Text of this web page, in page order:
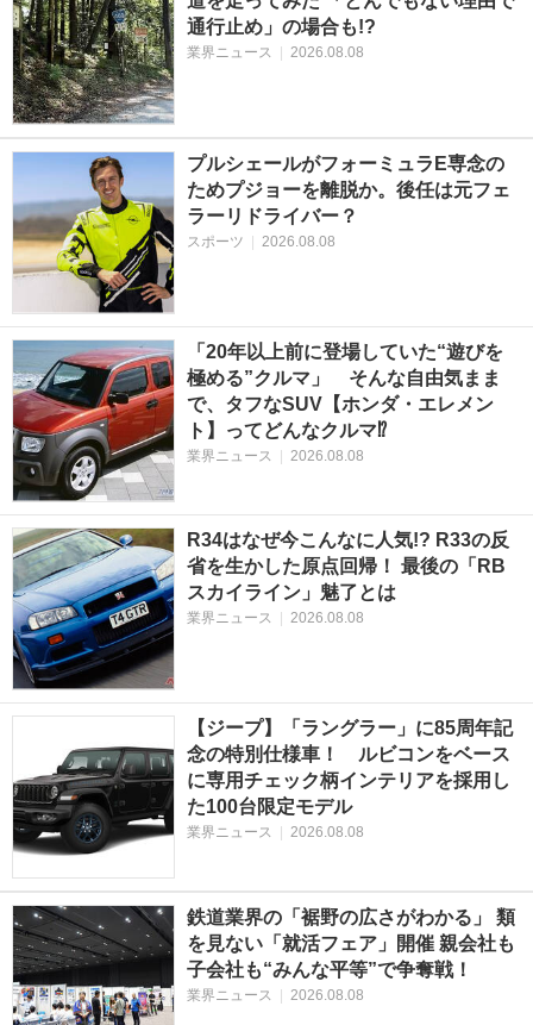
通行止め」の場合も!?
業界ニュース | 2026.08.08
プルシェールがフォーミュラE専念の
ためプジョーを離脱か。後任は元フェ
ラーリドライバー？
スポーツ | 2026.08.08
「20年以上前に登場していた“遊びを
極める”クルマ」 そんな自由気まま
で、タフなSUV【ホンダ・エレメン
ト】ってどんなクルマ⁉︎
業界ニュース | 2026.08.08
R34はなぜ今こんなに人気!? R33の反
省を生かした原点回帰！ 最後の「RB
スカイライン」魅了とは
業界ニュース | 2026.08.08
【ジープ】「ラングラー」に85周年記
念の特別仕様車！ ルビコンをベース
に専用チェック柄インテリアを採用し
た100台限定モデル
業界ニュース | 2026.08.08
鉄道業界の「裾野の広さがわかる」 類
を見ない「就活フェア」開催 親会社も
子会社も“みんな平等”で争奪戦！
業界ニュース | 2026.08.08